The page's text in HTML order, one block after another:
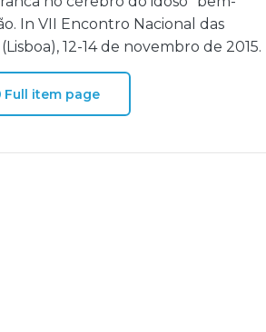
In VII Encontro Nacional das
12-14 de novembro de 2015.
Full item page